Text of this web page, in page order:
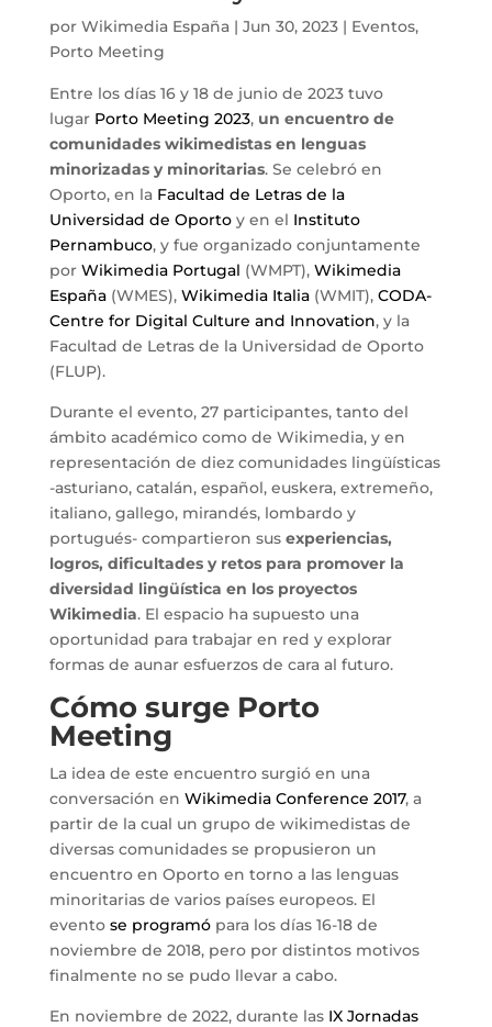
por Wikimedia España| Jun 30, 2023| Eventos,
Porto Meeting
Entre los días 16 y 18 de junio de 2023 tuvo
lugar Porto Meeting 2023, un encuentro de
comunidades wikimedistas en lenguas
minorizadas y minoritarias. Se celebró en
Oporto, en la Facultad de Letras de la
Universidad de Oportoy en el Instituto
Pernambuco, y fue organizado conjuntamente
por Wikimedia Portugal (WMPT), Wikimedia
España(WMES), Wikimedia Italia(WMIT), CODA-
Centre for Digital Culture and Innovation, y la
Facultad de Letras de la Universidad de Oporto
(FLUP).
Durante el evento, 27 participantes, tanto del
ámbito académico como de Wikimedia, y en
representación de diez comunidades lingüísticas
-asturiano, catalán, español, euskera, extremeño,
italiano, gallego, mirandés, lombardo y
portugués- compartieron sus experiencias,
logros, dificultades y retos para promover la
diversidad lingüística en los proyectos
Wikimedia. El espacio ha supuesto una
oportunidad para trabajar en red y explorar
formas de aunar esfuerzos de cara al futuro.
Cómo surge Porto
Meeting
La idea de este encuentro surgió en una
conversación en Wikimedia Conference 2017, a
partir de la cual un grupo de wikimedistas de
diversas comunidades se propusieron un
encuentro en Oporto en torno a las lenguas
minoritarias de varios países europeos. El
evento se programópara los días 16-18 de
noviembre de 2018, pero por distintos motivos
finalmente no se pudo llevar a cabo.
En noviembre de 2022, durante las IX Jornadas